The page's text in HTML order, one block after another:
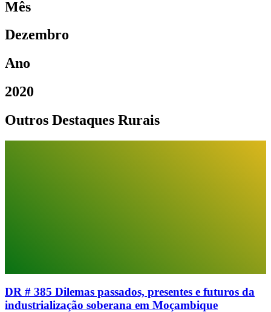
Mês
Dezembro
Ano
2020
Outros Destaques Rurais
DR # 385 Dilemas passados, presentes e futuros da
industrialização soberana em Moçambique